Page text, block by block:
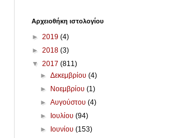
Αρχειοθήκη ιστολογίου
► 2019 (4)
► 2018 (3)
▼ 2017 (811)
►Δεκεμβρίου(4)
►
Νοεμβρίου(1)
►Αυγούστου(4)
►
Ιουλίου(94)
►
Ιουνίου(153)